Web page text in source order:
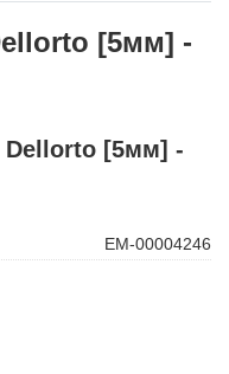
[5мм] -
Dellorto [5мм] -
ЕМ-00004246